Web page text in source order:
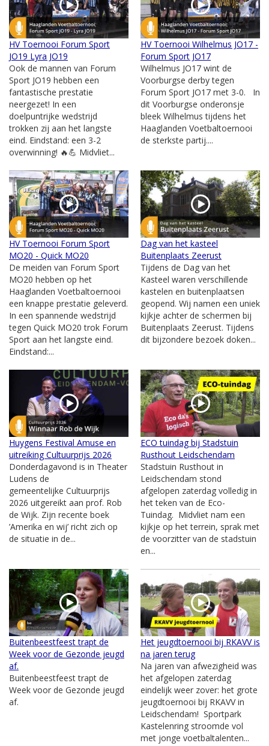
HV Toernooi Forum Sport
JO19 Lyra JO19
Ook de mannen van Forum
Sport JO19 hebben een
fantastische prestatie
neergezet! In een
doelpuntrijke wedstrijd
trokken zij aan het langste
eind. Eindstand: een 3-2
overwinning! 🔥💪 Midvliet...
HV Toernooi Wilhelmus JO17 -
Forum Sport JO17
Wilhelmus JO17 wint de
Voorburgse derby tegen
Forum Sport JO17 met 3-0. In
dit Voorburgse onderonsje
bleek Wilhelmus tijdens het
Haaglanden Voetbaltoernooi
de sterkste partij....
HV Toernooi Forum Sport
MO20 - Quick MO20
De meiden van Forum Sport
MO20 hebben op het
Haaglanden Voetbaltoernooi
een knappe prestatie geleverd.
In een spannende wedstrijd
tegen Quick MO20 trok Forum
Sport aan het langste eind.
Eindstand:...
Dag van het kasteel
Buitenplaats Zeerust
Tijdens de Dag van het
Kasteel waren verschillende
kastelen en buitenplaatsen
geopend. Wij namen een uniek
kijkje achter de schermen bij
Buitenplaats Zeerust. Tijdens
dit bijzondere bezoek doken...
Huygens Festival Amuse en
uitreiking Cultuurprijs 2026
Donderdagavond is in Theater
Ludens de
gemeentelijke Cultuurprijs
2026 uitgereikt aan prof. Rob
de Wijk. Zijn recente boek
’Amerika en wij’ richt zich op
de situatie in de...
ECO tuindag bij Stadstuin
Rusthout Leidschendam
Stadstuin Rusthout in
Leidschendam stond
afgelopen zaterdag volledig in
het teken van de Eco-
Tuindag. Midvliet nam een
kijkje op het terrein, sprak met
de voorzitter van de stadstuin
en...
Buitenbeestfeest trapt de
Week voor de Gezonde jeugd
af.
Buitenbeestfeest trapt de
Week voor de Gezonde jeugd
af.
Het jeugdtoernooi bij RKAVV is
na jaren terug
Na jaren van afwezigheid was
het afgelopen zaterdag
eindelijk weer zover: het grote
jeugdtoernooi bij RKAVV in
Leidschendam! Sportpark
Kastelenring stroomde vol
met jonge voetbaltalenten...